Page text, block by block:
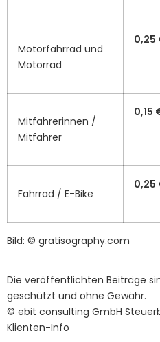
Motorfahrrad und
Motorrad
0,25
Mitfahrerinnen /
Mitfahrer
0,15
Fahrrad / E-Bike
0,25
Bild: © gratisography.com
Die veröffentlichten Beiträge
geschützt und ohne Gewähr.
© ebit consulting GmbH
Klienten-Info